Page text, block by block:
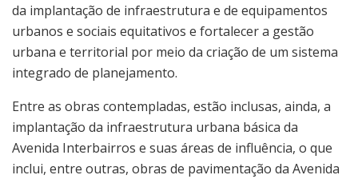
da implantação de infraestrutura e de equipamentos
urbanos e sociais equitativos e fortalecer a gestão
urbana e territorial por meio da criação de um sistema
integrado de planejamento.
Entre as obras contempladas, estão inclusas, ainda, a
implantação da infraestrutura urbana básica da
Avenida Interbairros e suas áreas de influência, o que
inclui, entre outras, obras de pavimentação da Avenida